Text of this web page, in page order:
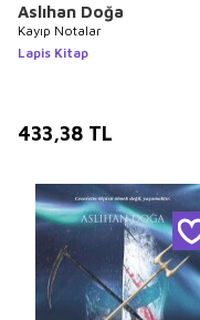
Aslıhan Doğa
Kayıp Notalar
Lapis Kitap
433,38 TL